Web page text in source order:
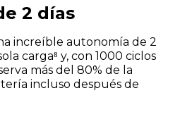
2 días
increíble autonomía de 2
carga⁸ y, con 1000 ciclos
más del 80% de la
incluso después de